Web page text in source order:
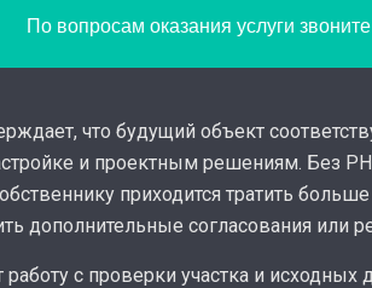
По вопросам оказания услуги
что будущий объект
и проектным решениям. Без
приходится тратить
дополнительные согласования или
с проверки участка и